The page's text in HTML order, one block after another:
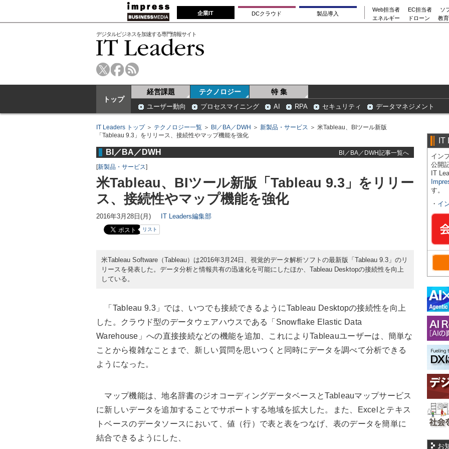
企業IT DCクラウド 製品導入
Web担当者 EC担当者
ソ
エネルギー
ドローン 教
デジタルビジネスを加速する専門情報サイト
トップ
経営課題 テクノロジー 特 集
ユーザー動向 プロセスマイニング AI RPA セキュリティ データマネジメント
IT Leaders トップ＞ テクノロジー一覧 ＞ BI／BA／DWH ＞ 新製品・サービス ＞ 米Tableau、BIツール新版
「Tableau 9.3」をリリース、接続性やマップ機能を強化
BI／BA／DWH
BI／BA／DWH記事一覧へ
[新製品・サービス]
米Tableau、BIツール新版「Tableau 9.3」をリリー
ス、接続性やマップ機能を強化
2016年3月28日(月) IT Leaders編集部
リスト
米Tableau Software（Tableau）は2016年3月24日、視覚的データ解析ソフトの最新版「Tableau 9.3」のリ
リースを発表した。データ分析と情報共有の迅速化を可能にしたほか、Tableau Desktopの接続性を向上
している。
「Tableau 9.3」では、いつでも接続できるようにTableau Desktopの接続性を向上
した。クラウド型のデータウェアハウスである「Snowflake Elastic Data
Warehouse」への直接接続などの機能を追加、これによりTableauユーザーは、簡単な
ことから複雑なことまで、新しい質問を思いつくと同時にデータを調べて分析できる
ようになった。
マップ機能は、地名辞書のジオコーディングデータベースとTableauマップサービス
に新しいデータを追加することでサポートする地域を拡大した。また、Excelとテキス
トベースのデータソースにおいて、値（行）で表と表をつなげ、表のデータを簡単に
結合できるようにした、
IT
イン
公開
IT
す。
・ イ
お